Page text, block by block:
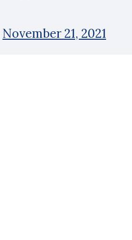
November 21, 2021